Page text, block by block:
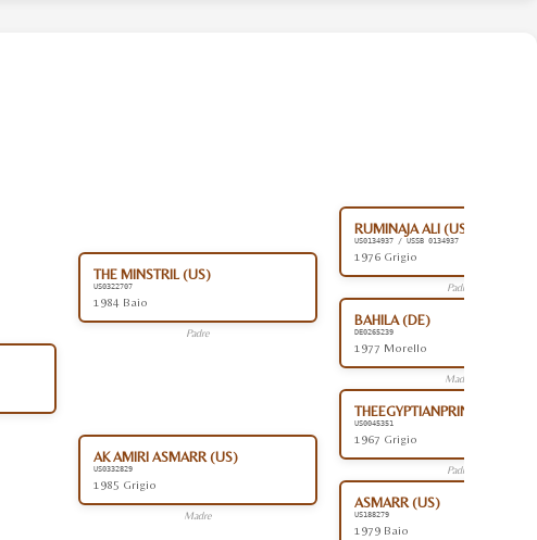
THE MINSTRIL (US)
US0322707
1984 Baio
Padre
RUMINAJA ALI (US)
US0134937 / USSB 0134937
1976 Grigio
Padre
BAHILA (DE)
DE0265239
1977 Morello
Madre
AK AMIRI ASMARR (US)
US0332829
1985 Grigio
Madre
THEEGYPTIANPRINCE (US)
US0045351
1967 Grigio
Padre
ASMARR (US)
US188279
1979 Baio